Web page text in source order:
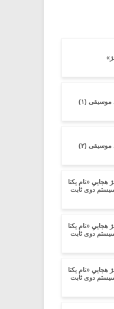
موسیقی (۱)
موسیقی (۲)
«نام یکتا
دوی ثابت
«نام یکتا
دوی ثابت
«نام یکتا
دوی ثابت